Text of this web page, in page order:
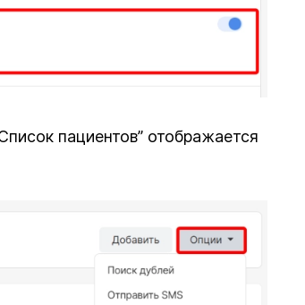
пациентов” отображается